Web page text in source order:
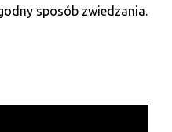
sposób zwiedzania.